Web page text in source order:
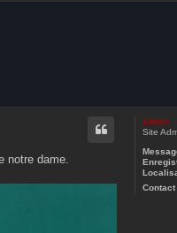
admin
Site
Contact
notre dame.